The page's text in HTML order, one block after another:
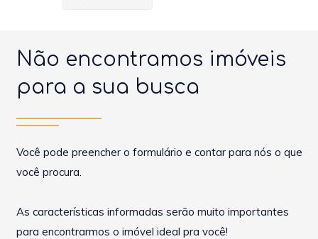
Não encontramos imóveis
para a sua busca
Você pode preencher o formulário e contar para nós o que
você procura.
As características informadas serão muito importantes
para encontrarmos o imóvel ideal pra você!